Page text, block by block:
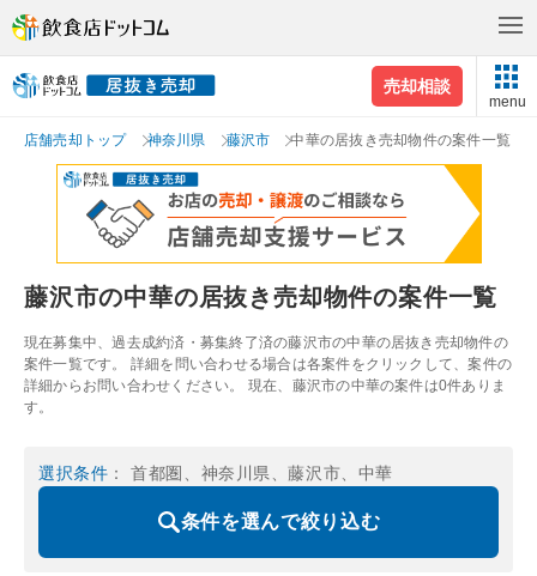
売却相談
menu
店舗売却トップ 神奈川県 藤沢市 中華の居抜き売却物件の案件一覧
藤沢市の中華の居抜き売却物件の案件一覧
現在募集中、過去成約済・募集終了済の藤沢市の中華の居抜き売却物件の
案件一覧です。 詳細を問い合わせる場合は各案件をクリックして、案件の
詳細からお問い合わせください。 現在、藤沢市の中華の案件は0件ありま
す。
選択条件 ： 首都圏、神奈川県、藤沢市、中華
条件を選んで絞り込む